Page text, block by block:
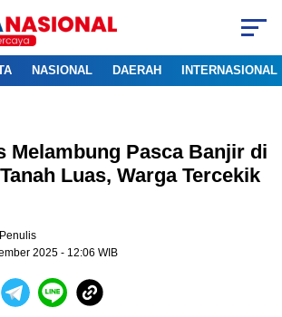
NASIONAL DAERAH INTERNASIONAL
Melambung Pasca Banjir di
Luas, Warga Tercekik
2025 - 12:06 WIB